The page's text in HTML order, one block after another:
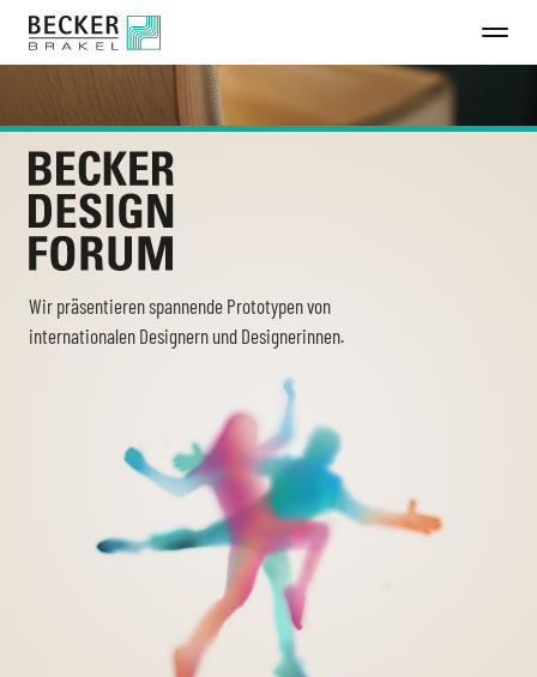
Direkt
Wir präsentieren spannende Prototypen von
internationalen Designern und Designerinnen.